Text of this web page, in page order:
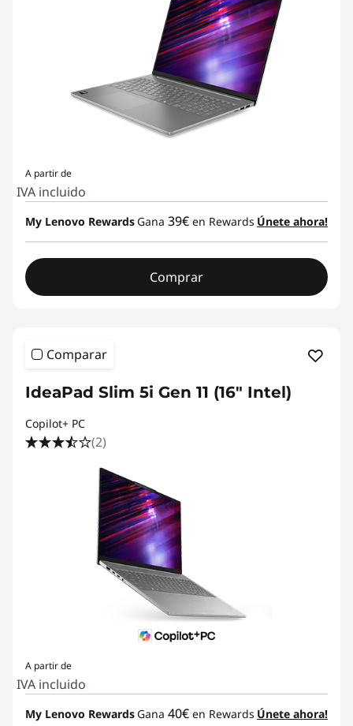
A partir de
IVA incluido
My Lenovo Rewards Gana 39€ en Rewards Únete ahora!
Comprar
Comparar
IdeaPad Slim 5i Gen 11 (16" Intel)
Copilot+ PC
(2)
A partir de
IVA incluido
My Lenovo Rewards Gana 40€ en Rewards Únete ahora!